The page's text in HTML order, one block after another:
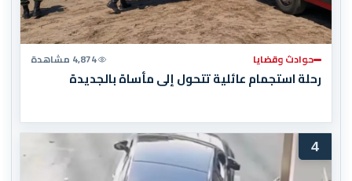
حوادث وقضايا 4,874 مشاهدة
رحلة استجمام عائلية تتحول إلى مأساة بالجديدة
4